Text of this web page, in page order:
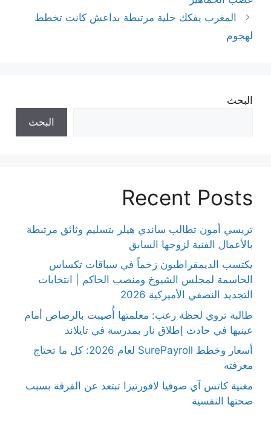
المغرب يفكك خلية مرتبطة بداعش كانت تخطط
لهجوم
البحث
البحث
Recent Posts
تريسي أمون تطالب ساندي هيلر بتسليم وثائق مرتبطة
بالأعمال الفنية لزوجها السابق
يكتسب الديمقراطيون زخماً في سباقات تكساس
الحاسمة لمجلس الشيوخ ومنصب الحاكم | انتخابات
التجديد النصفي الأميركية 2026
طالبة تروي لحظة رعب: معلمتها أُصيبت بالرصاص أمام
عينيها في حادث إطلاق نار بمدرسة في تايلاند
أسعار وخطط SurePayroll لعام 2026: كل ما تحتاج
معرفته
مغنية كاتس آي صوفيا لافورتيزا تبتعد عن الفرقة بسبب
صحتها النفسية